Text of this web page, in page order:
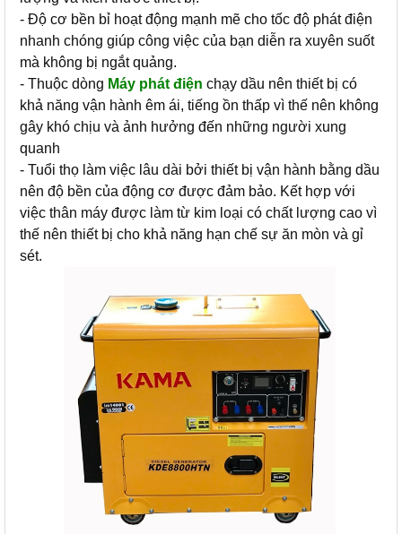
- Độ cơ bền bỉ hoạt động mạnh mẽ cho tốc độ phát điện
nhanh chóng giúp công việc của bạn diễn ra xuyên suốt
mà không bị ngắt quảng.
- Thuộc dòng Máy phát điện chạy dầu nên thiết bị có
khả năng vận hành êm ái, tiếng ồn thấp vì thế nên không
gây khó chịu và ảnh hưởng đến những người xung
quanh
- Tuổi thọ làm việc lâu dài bởi thiết bị vận hành bằng dầu
nên độ bền của động cơ được đảm bảo. Kết hợp với
việc thân máy được làm từ kim loại có chất lượng cao vì
thế nên thiết bị cho khả năng hạn chế sự ăn mòn và gỉ
sét.